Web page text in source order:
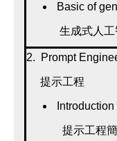
Basic of
生成式人工
2. Prompt
提示工程
提示工程簡